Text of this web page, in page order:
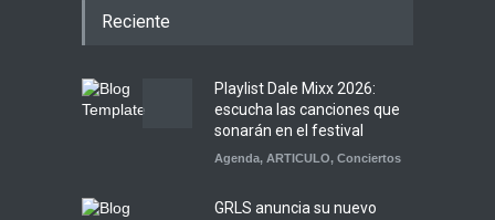
Reciente
Playlist Dale Mixx 2026:
escucha las canciones que
sonarán en el festival
Agenda, ARTICULO, Conciertos
GRLS anuncia su nuevo